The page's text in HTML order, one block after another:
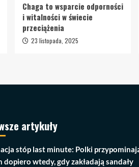
Chaga to wsparcie odporności
i witalności w świecie
przeciążenia
23 listopada, 2025
artykuły
stóp last minute: Polki
dopiero wtedy, gdy zakładają sandały